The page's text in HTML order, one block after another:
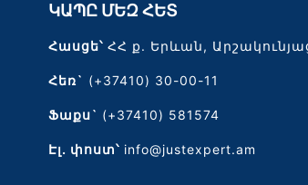
ԿԱՊԸ ՄԵԶ ՀԵՏ
Հասցե՝ՀՀ ք. Երևան,
Հեռ` (+37410) 30-00-11
Ֆաքս` (+37410) 581574
Էլ․ փոստ՝ info@justexpert.am